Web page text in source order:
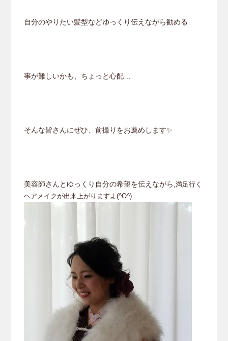
自分のやりたい髪型などゆっくり伝えながら勧める
事が難しいかも、ちょっと心配…
そんな皆さんにぜひ、前撮りをお薦めします✨
美容師さんとゆっくり自分の希望を伝えながら,満足行く
ヘアメイクが出来上がりますよ(^O^)